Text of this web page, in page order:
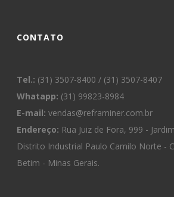
CONTATO
Tel.: (31) 3507-8400 / (31) 3507-8407
Whatapp: (31) 99823-8984
E-mail: vendas@reframiner.com.br
Endereço: Rua Juiz de Fora, 999 -
Distrito Industrial Paulo Camilo Norte -
Betim - Minas Gerais.